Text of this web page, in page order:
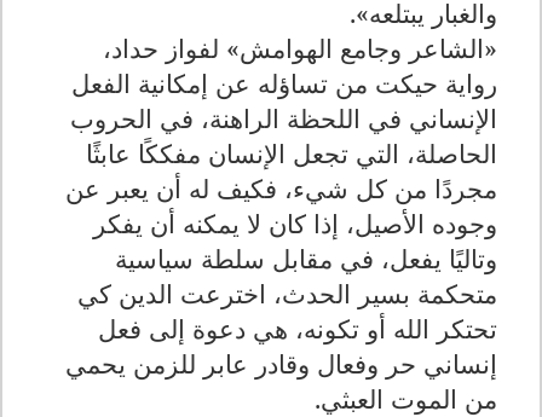
والغبار يبتلعه».
«الشاعر وجامع الهوامش» لفواز حداد،
رواية حيكت من تساؤله عن إمكانية الفعل
الإنساني في اللحظة الراهنة، في الحروب
الحاصلة، التي تجعل الإنسان مفككًا عابثًا
مجردًا من كل شيء، فكيف له أن يعبر عن
وجوده الأصيل، إذا كان لا يمكنه أن يفكر
وتاليًا يفعل، في مقابل سلطة سياسية
متحكمة بسير الحدث، اخترعت الدين كي
تحتكر الله أو تكونه، هي دعوة إلى فعل
إنساني حر وفعال وقادر عابر للزمن يحمي
من الموت العبثي.